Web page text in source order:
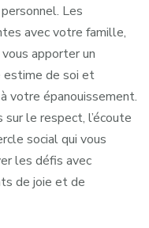
Les
avec votre famille,
apporter un
estime de soi et
votre épanouissement.
le respect, l’écoute
social qui vous
les défis avec
de joie et de